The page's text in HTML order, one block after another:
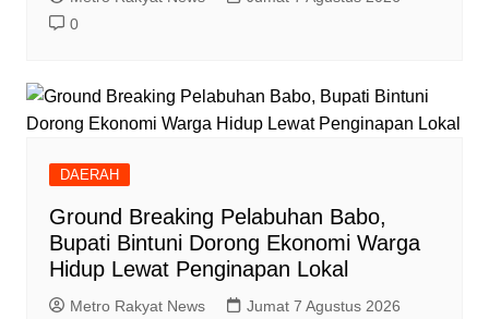
0
DAERAH
Ground Breaking Pelabuhan Babo,
Bupati Bintuni Dorong Ekonomi Warga
Hidup Lewat Penginapan Lokal
Metro Rakyat News
Jumat 7 Agustus 2026